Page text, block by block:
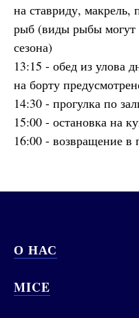
на ставриду, макрель,
рыб (виды рыбы могут
сезона)
13:15 - обед из улова
на борту
14:30 - прогулка по
15:00 - остановка на
16:00 - возвращение в
О НАС
MICE